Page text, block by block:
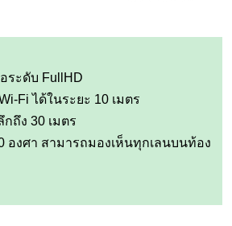
ระดับ FullHD
Fi ได้ในระยะ 10 เมตร
ถึง 30 เมตร
องศา สามารถมองเห็นทุกเลนบนท้อง